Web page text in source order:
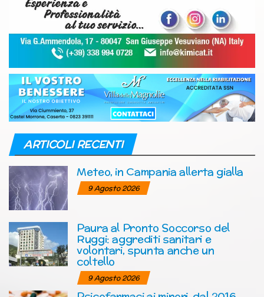
ARTICOLI RECENTI
Meteo, in Campania allerta gialla
9 Agosto 2026
Paura al Pronto Soccorso del
Ruggi: aggrediti sanitari e
volontari, spunta anche un
coltello
9 Agosto 2026